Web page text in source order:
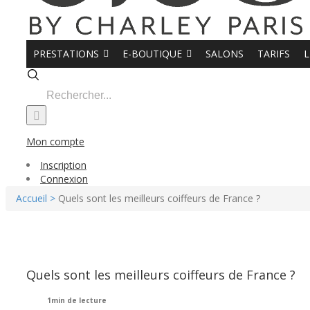
PRESTATIONS E-BOUTIQUE SALONS TARIFS
Search
for:
Mon compte
Inscription
Connexion
Accueil > Quels sont les meilleurs coiffeurs de France ?
Quels sont les meilleurs coiffeurs de France ?
1min de lecture